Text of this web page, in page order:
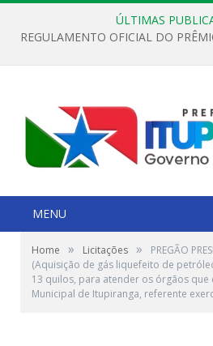
ÚLTIMAS
MENU
Home » Licitações »
PREGÃO
(Aquisição de gás liquefeito de
13 quilos, para atender os órgãos que
Municipal de Itupiranga, referente